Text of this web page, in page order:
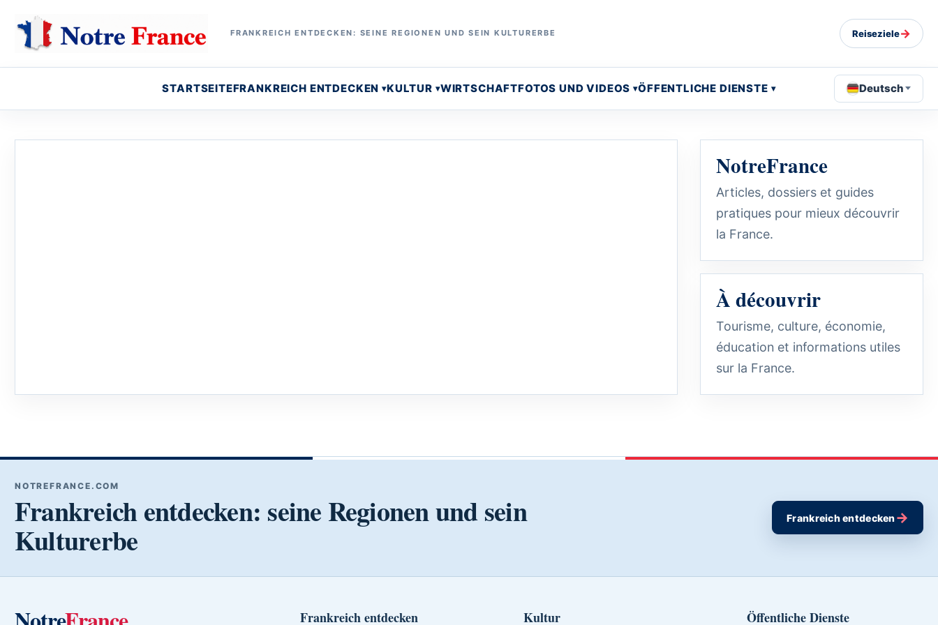
FRANKREICH ENTDECKEN: SEINE REGIONEN UND SEIN KULTURERBE Reiseziele→
STARTSEITEFRANKREICH ENTDECKEN KULTUR WIRTSCHAFTFOTOS UND VIDEOS ÖFFENTLICHE DIENSTE Deutsch
NotreFrance
Articles, dossiers et guides
pratiques pour mieux découvrir
la France.
À découvrir
Tourisme, culture, économie,
éducation et informations utiles
sur la France.
NOTREFRANCE.COM
Frankreich entdecken: seine Regionen und sein
Kulturerbe
Frankreich entdecken→
Frankreich entdecken Kultur Öffentliche Dienste